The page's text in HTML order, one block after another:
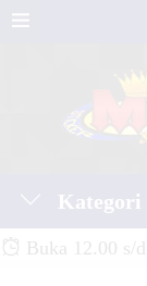
Kategori
Buka 12.00 s/